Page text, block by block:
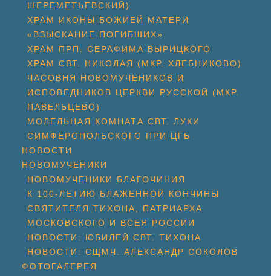
ШЕРЕМЕТЬЕВСКИЙ)
ХРАМ ИКОНЫ БОЖИЕЙ МАТЕРИ
«ВЗЫСКАНИЕ ПОГИБШИХ»
ХРАМ ПРП. СЕРАФИМА ВЫРИЦКОГО
ХРАМ СВТ. НИКОЛАЯ (МКР. ХЛЕБНИКОВО)
ЧАСОВНЯ НОВОМУЧЕНИКОВ И
ИСПОВЕДНИКОВ ЦЕРКВИ РУССКОЙ (МКР.
ПАВЕЛЬЦЕВО)
МОЛЕЛЬНАЯ КОМНАТА СВТ. ЛУКИ
СИМФЕРОПОЛЬСКОГО ПРИ ЦГБ
НОВОСТИ
НОВОМУЧЕНИКИ
НОВОМУЧЕНИКИ БЛАГОЧИНИЯ
К 100-ЛЕТИЮ БЛАЖЕННОЙ КОНЧИНЫ
СВЯТИТЕЛЯ ТИХОНА, ПАТРИАРХА
МОСКОВСКОГО И ВСЕЯ РОССИИ
НОВОСТИ: ЮБИЛЕЙ СВТ. ТИХОНА
НОВОСТИ: СЩМЧ. АЛЕКСАНДР СОКОЛОВ
ФОТОГАЛЕРЕЯ